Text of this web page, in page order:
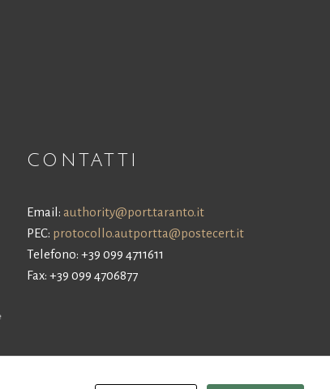
CONTATTI
Email: authority@port.taranto.it
PEC: protocollo.autportta@postecert.it
Telefono: +39 099 4711611
Fax: +39 099 4706877